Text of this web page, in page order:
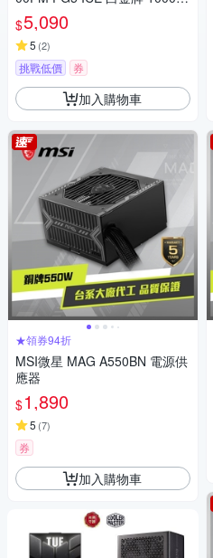
電源供應器【白】
$5,090
5 (2)
挑戰低價 券
加入購物車
★領券94折
MSI微星 MAG A550BN 電源供
應器
$1,890
5 (7)
券
加入購物車